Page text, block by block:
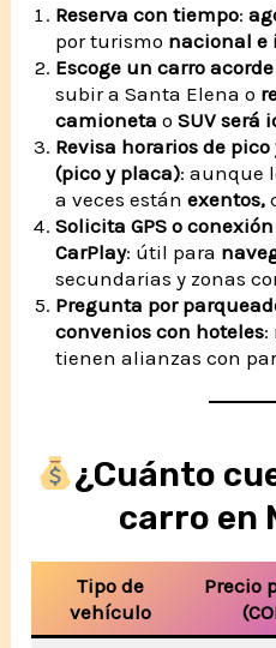
Reserva con tiempo:
por turismo nacional e
Escoge un carro
subir a Santa Elena o
camioneta oSUV será
Revisa horarios de
(pico y placa): aunque
a veces están exentos,
Solicita GPS o
CarPlay: útil para
secundarias y zonas
Pregunta por
convenios con hoteles:
tienen alianzas con
¿Cuánto
carro en
Tipo de
vehículo
Precio